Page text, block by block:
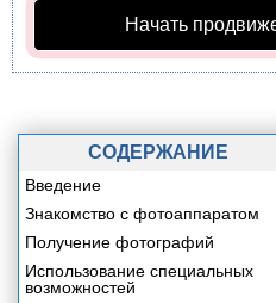
Начать
СОДЕРЖАНИЕ
Введение
Знакомство с фотоаппаратом
Получение фотографий
Использование специальных
возможностей